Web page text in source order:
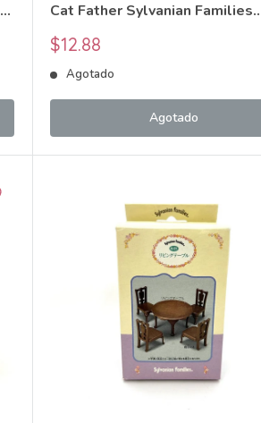
Cat Father Sylvanian Families
Calico Critters
Precio
de
venta
$12.88
Agotado
Agotado